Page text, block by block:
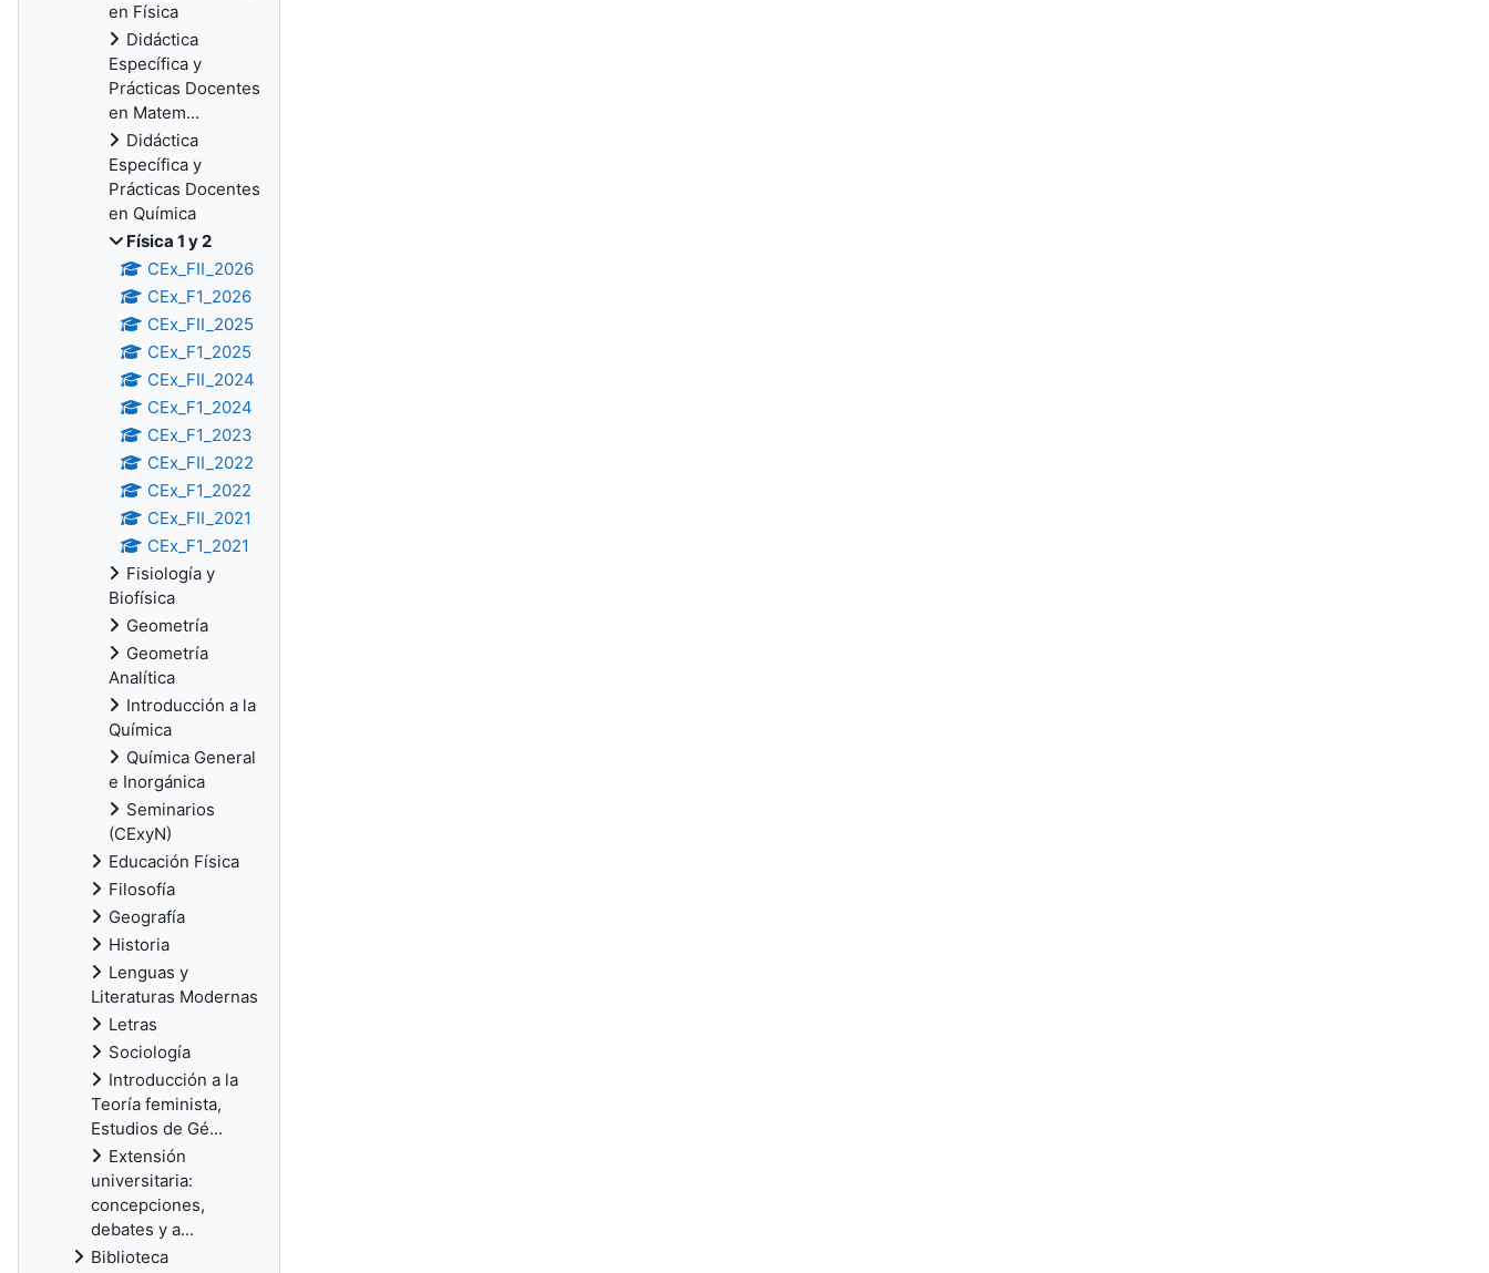
en Física
Didáctica
Específica y
Prácticas Docentes
en Matem...
Didáctica
Específica y
Prácticas Docentes
en Química
Física 1 y 2
CEx_FII_2026
CEx_F1_2026
CEx_FII_2025
CEx_F1_2025
CEx_FII_2024
CEx_F1_2024
CEx_F1_2023
CEx_FII_2022
CEx_F1_2022
CEx_FII_2021
CEx_F1_2021
Fisiología y
Biofísica
Geometría
Geometría
Analítica
Introducción a la
Química
Química General
e Inorgánica
Seminarios
(CExyN)
Educación Física
Filosofía
Geografía
Historia
Lenguas y
Literaturas Modernas
Letras
Sociología
Introducción a la
Teoría feminista,
Estudios de Gé...
Extensión
universitaria:
concepciones,
debates y a...
Biblioteca